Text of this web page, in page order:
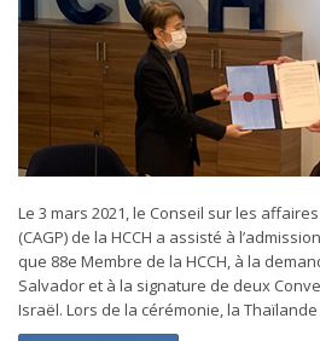
Le 3 mars 2021, le Conseil sur les
(CAGP) de la HCCH a assisté à
que 88e Membre de la HCCH, à la
Salvador et à la signature de deux
Israël. Lors de la cérémonie, la Thaïlande